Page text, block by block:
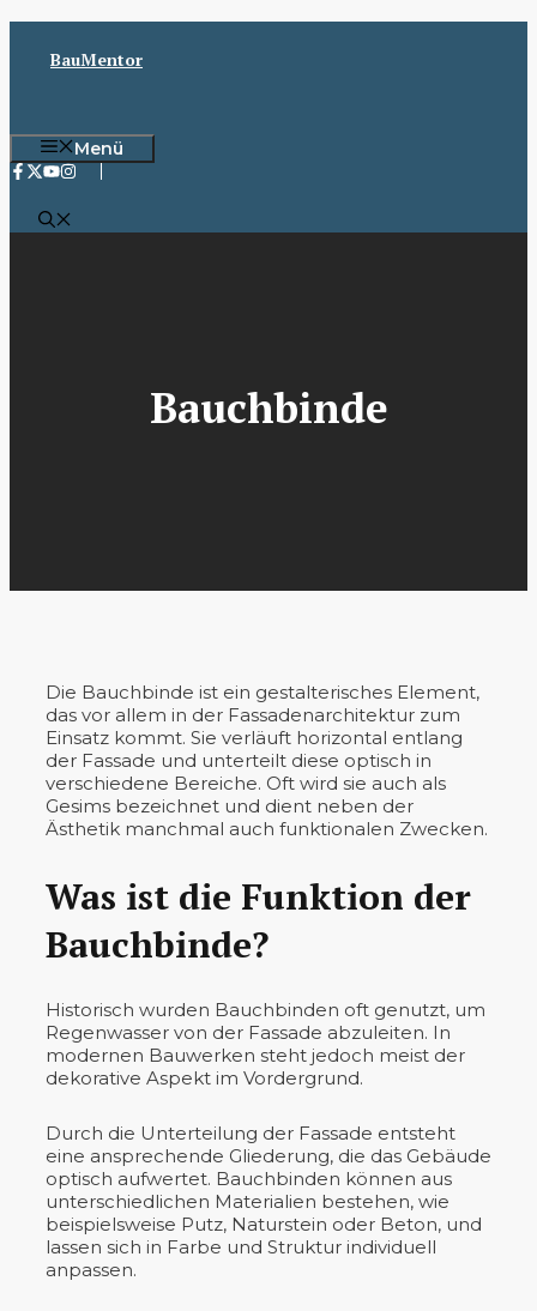
InhaltBauMentor
Menü
Bauchbinde
Die Bauchbinde ist ein gestalterisches Element,
das vor allem in der Fassadenarchitektur zum
Einsatz kommt. Sie verläuft horizontal entlang
der Fassade und unterteilt diese optisch in
verschiedene Bereiche. Oft wird sie auch als
Gesims bezeichnet und dient neben der
Ästhetik manchmal auch funktionalen Zwecken.
Was ist die Funktion der
Bauchbinde?
Historisch wurden Bauchbinden oft genutzt, um
Regenwasser von der Fassade abzuleiten. In
modernen Bauwerken steht jedoch meist der
dekorative Aspekt im Vordergrund.
Durch die Unterteilung der Fassade entsteht
eine ansprechende Gliederung, die das Gebäude
optisch aufwertet. Bauchbinden können aus
unterschiedlichen Materialien bestehen, wie
beispielsweise Putz, Naturstein oder Beton, und
lassen sich in Farbe und Struktur individuell
anpassen.